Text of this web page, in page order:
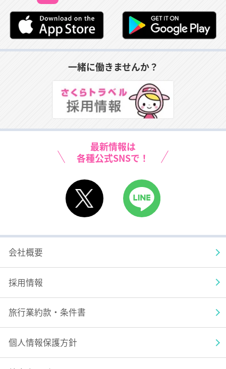
一緒に働きませんか？
最新情報は
各種公式SNSで！
X LINE
会社概要
採用情報
旅行業約款・条件書
個人情報保護方針